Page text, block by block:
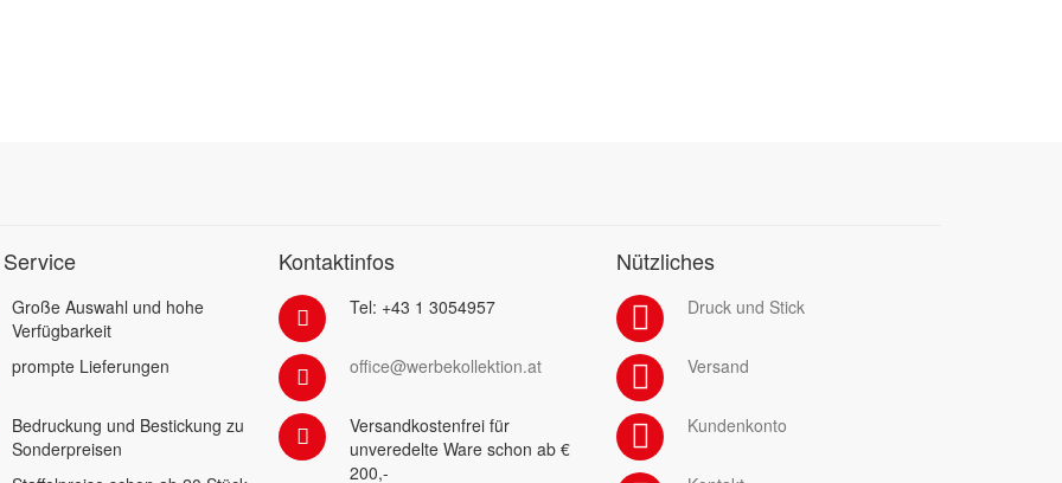
Große Auswahl und hohe
Verfügbarkeit
prompte Lieferungen
Bedruckung und Bestickung zu
Sonderpreisen
Kontaktinfos
Tel: +43 1 3054957
office@werbekollektion.at
Versandkostenfrei für
unveredelte Ware schon ab €
200,-
Nützliches
Druck und Stick
Versand
Kundenkonto